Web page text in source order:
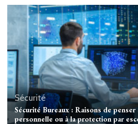
Sécurité
Sécurité Bureaux : Raisons de
personnelle ou à la protection par